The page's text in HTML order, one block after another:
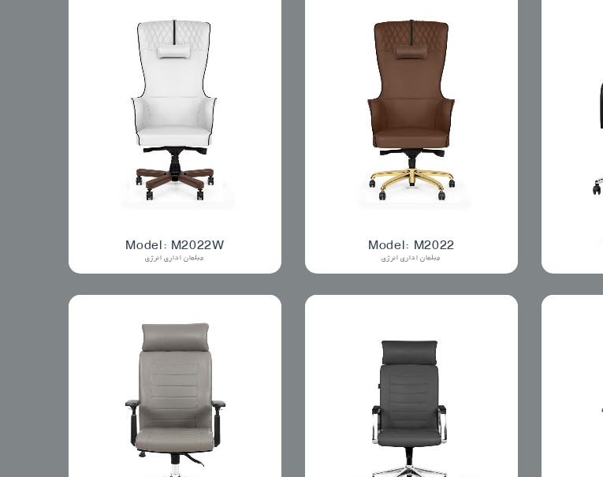
Model: M2022W
مبلمان اداری انرژی
Model: M2022
مبلمان اداری انرژی